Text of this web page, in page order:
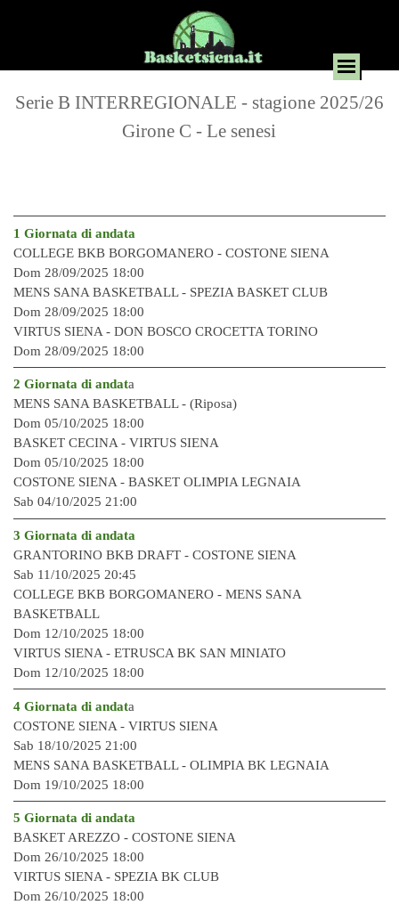
Serie B INTERREGIONALE - stagione 2025/26
Girone C - Le senesi
1 Giornata di andata
COLLEGE BKB BORGOMANERO - COSTONE SIENA
Dom 28/09/2025 18:00
MENS SANA BASKETBALL - SPEZIA BASKET CLUB
Dom 28/09/2025 18:00
VIRTUS SIENA - DON BOSCO CROCETTA TORINO
Dom 28/09/2025 18:00
2 Giornata di andata
MENS SANA BASKETBALL - (Riposa)
Dom 05/10/2025 18:00
BASKET CECINA - VIRTUS SIENA
Dom 05/10/2025 18:00
COSTONE SIENA - BASKET OLIMPIA LEGNAIA
Sab 04/10/2025 21:00
3 Giornata di andata
GRANTORINO BKB DRAFT - COSTONE SIENA
Sab 11/10/2025 20:45
COLLEGE BKB BORGOMANERO - MENS SANA
BASKETBALL
Dom 12/10/2025 18:00
VIRTUS SIENA - ETRUSCA BK SAN MINIATO
Dom 12/10/2025 18:00
4 Giornata di andata
COSTONE SIENA - VIRTUS SIENA
Sab 18/10/2025 21:00
MENS SANA BASKETBALL - OLIMPIA BK LEGNAIA
Dom 19/10/2025 18:00
5 Giornata di andata
BASKET AREZZO - COSTONE SIENA
Dom 26/10/2025 18:00
VIRTUS SIENA - SPEZIA BK CLUB
Dom 26/10/2025 18:00